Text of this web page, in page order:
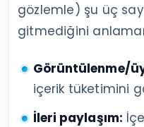
gözlemle) şu üç
gitmediğini
Görüntülenme/
içerik tüketimini
İleri paylaşım: